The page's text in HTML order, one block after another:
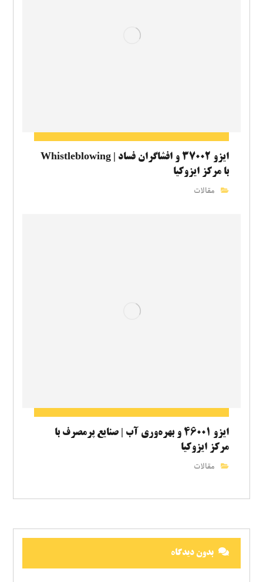
ایزو ۳۷۰۰۲ و افشاگران فساد | Whistleblowing
با مرکز ایزوکیا
مقالات
ایزو ۴۶۰۰۱ و بهره‌وری آب | صنایع پرمصرف با
مرکز ایزوکیا
مقالات
بدون دیدگاه